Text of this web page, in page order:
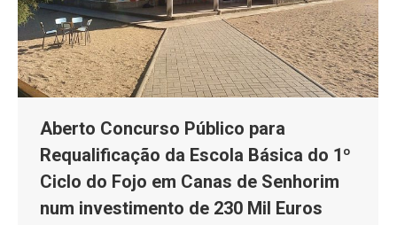
Aberto Concurso Público para
Requalificação da Escola Básica do 1º
Ciclo do Fojo em Canas de Senhorim
num investimento de 230 Mil Euros